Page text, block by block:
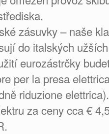
zásuvky – naše
do italských
eurozástrčky
per la presa
riduzione
za ceny cca €